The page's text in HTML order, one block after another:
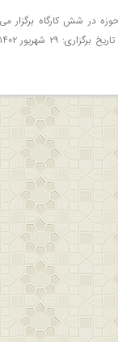
در شش کارگاه برگزار می
گردد. کارگاه دوم با موضوع: “پیدایش تشیع و تطورات آن” استاد: آقای دکتر محمد جاودان تاریخ برگزاری: ۲۹ شهریور ۱۴۰۲